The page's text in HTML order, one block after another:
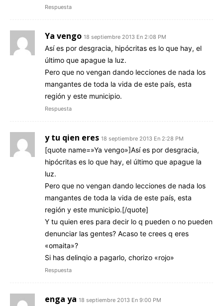
Respuesta
Ya vengo 18 septiembre 2013 En 2:08 PM
Así es por desgracia, hipócritas es lo que hay, el
último que apague la luz.
Pero que no vengan dando lecciones de nada los
mangantes de toda la vida de este país, esta
región y este municipio.
Respuesta
y tu qien eres 18 septiembre 2013 En 2:28 PM
[quote name=»Ya vengo»]Así es por desgracia,
hipócritas es lo que hay, el último que apague la
luz.
Pero que no vengan dando lecciones de nada los
mangantes de toda la vida de este país, esta
región y este municipio.[/quote]
Y tu quien eres para decir lo q pueden o no pueden
denunciar las gentes? Acaso te crees q eres
«omaita»?
Si has delinqio a pagarlo, chorizo «rojo»
Respuesta
enga ya 18 septiembre 2013 En 9:00 PM